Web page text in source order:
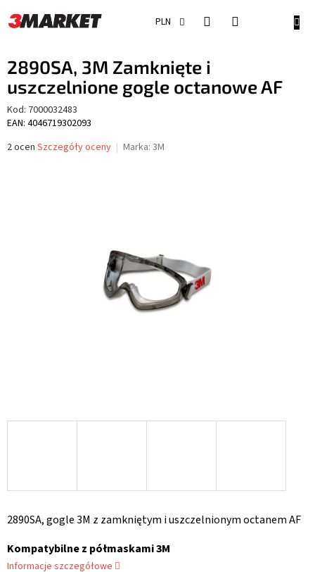
do
treści
PLN
2890SA, 3M Zamknięte i
uszczelnione gogle octanowe AF
Kod: 7000032483
EAN: 4046719302093
Średnia
2 ocen Szczegóły oceny Marka: 3M
2890SA, gogle 3M z zamkniętym i uszczelnionym octanem AF
Kompatybilne z półmaskami 3M
Informacje szczegółowe